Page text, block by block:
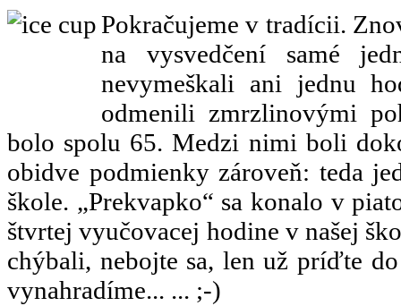
Pokračujeme v tradícii.
na vysvedčení samé
nevymeškali ani jednu
odmenili zmrzlinovými
bolo spolu 65. Medzi nimi boli
obidve podmienky zároveň: teda
škole. „Prekvapko“ sa konalo v
štvrtej vyučovacej hodine v našej
chýbali, nebojte sa, len už príďte
vynahradíme... ... ;-)